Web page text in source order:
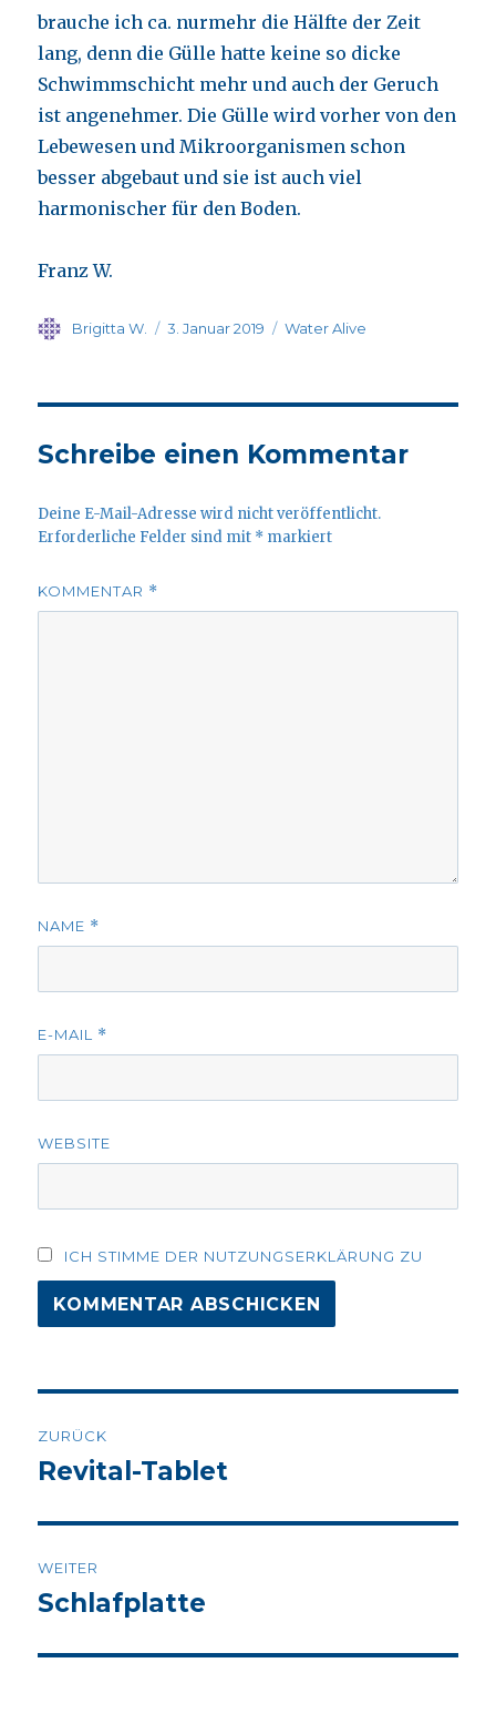
brauche ich ca. nurmehr die Hälfte der Zeit
lang, denn die Gülle hatte keine so dicke
Schwimmschicht mehr und auch der Geruch
ist angenehmer. Die Gülle wird vorher von den
Lebewesen und Mikroorganismen schon
besser abgebaut und sie ist auch viel
harmonischer für den Boden.
Franz W.
Autor
Brigitta W.
Veröffentlicht
3. Januar 2019 Kategorien
Water Alive
Schreibe einen Kommentar
Deine E-Mail-Adresse wird nicht veröffentlicht.
Erforderliche Felder sind mit * markiert
KOMMENTAR *
NAME *
E-MAIL *
WEBSITE
ICH STIMME DER NUTZUNGSERKLÄRUNG ZU
Navigation
ZURÜCK
Vorheriger
Revital-Tablet
WEITER
Nächster
Schlafplatte